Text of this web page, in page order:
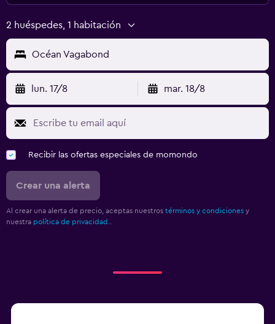
2 huéspedes, 1 habitación
Océan Vagabond
lun. 17/8 mar. 18/8
Recibir las ofertas especiales de momondo
Crear una alerta
Al crear una alerta de precio, aceptas nuestros términos y condiciones y
nuestra política de privacidad.